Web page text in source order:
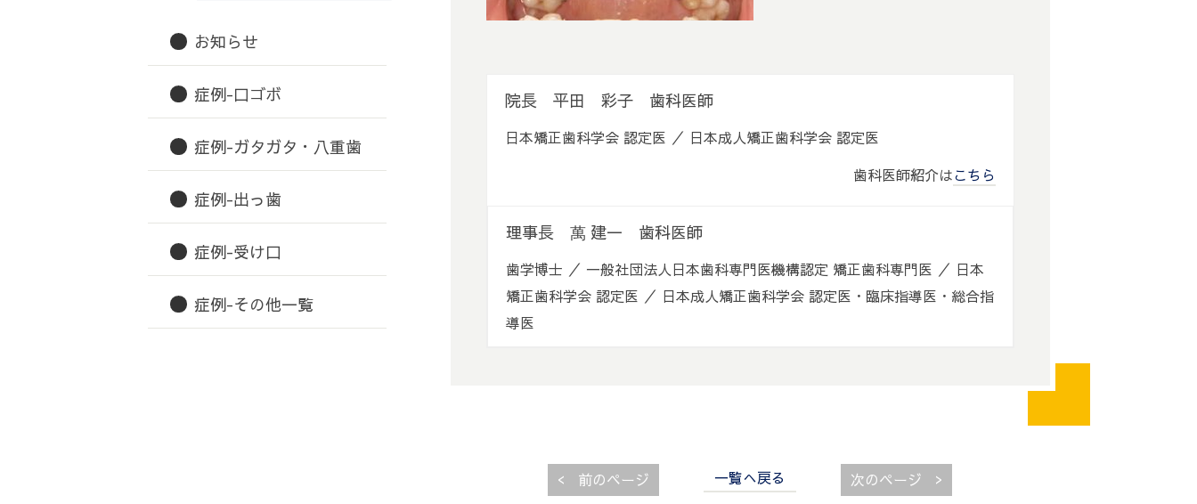
お知らせ
症例-口ゴボ
症例-ガタガタ・八重歯
症例-出っ歯
症例-受け口
症例-その他一覧
院長 平田 彩子 歯科医師
日本矯正歯科学会 認定医 ／ 日本成人矯正歯科学会 認定医
歯科医師紹介はこちら
理事長 萬 建一 歯科医師
歯学博士 ／ 一般社団法人日本歯科専門医機構認定 矯正歯科専門医 ／ 日本
矯正歯科学会 認定医 ／ 日本成人矯正歯科学会 認定医・臨床指導医・総合指
導医
< 前のページ 一覧へ戻る 次のページ >